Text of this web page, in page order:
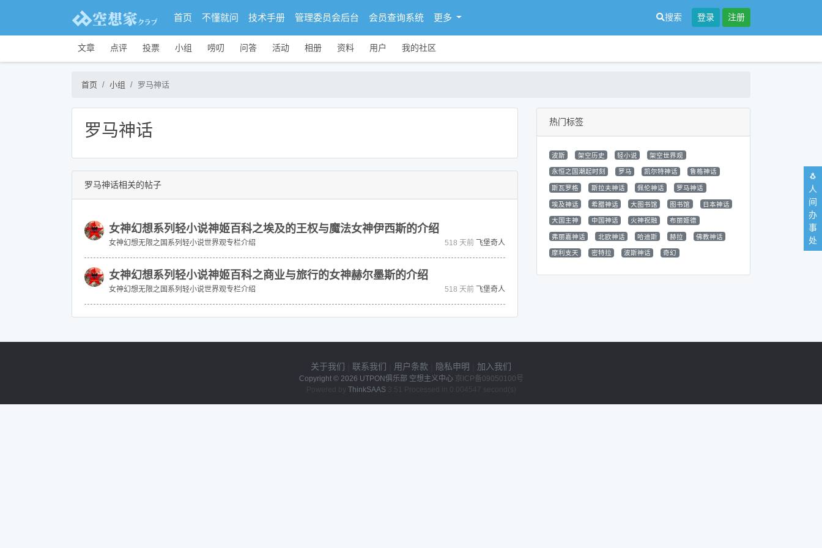
首页 不懂就问 技术手册 管理委员会后台 会员查询系统 更多 搜索 登录 注册
文章 点评 投票 小组 唠叨 问答 活动 相册 资料 用户 我的社区
首页 小组 罗马神话
罗马神话
罗马神话相关的帖子
女神幻想系列轻小说神姬百科之埃及的王权与魔法女神伊西斯的介绍
女神幻想无限之国系列轻小说世界观专栏介绍 518 天前 飞堡奇人
女神幻想系列轻小说神姬百科之商业与旅行的女神赫尔墨斯的介绍
女神幻想无限之国系列轻小说世界观专栏介绍 518 天前 飞堡奇人
热门标签
波斯 架空历史 轻小说 架空世界观
永恒之国潮起时刻 罗马 凯尔特神话 鲁格神话
斯瓦罗格 斯拉夫神话 佩伦神话 罗马神话
埃及神话 希腊神话 大图书馆 图书馆 日本神话
大国主神 中国神话 火神祝融 布丽姬德
弗丽嘉神话 北欧神话 哈迪斯 赫拉 佛教神话
摩利支天 密特拉 波斯神话 奇幻
关于我们 联系我们 用户条款 隐私申明 加入我们
Copyright © 2026 UTPON俱乐部 空想主义中心 京ICP备09050100号
Powered by ThinkSAAS3.51 Processed in 0.004547 second(s)
🐧
人
间
办
事
处